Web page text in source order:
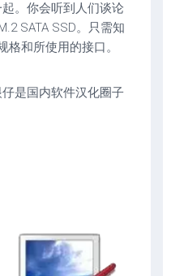
。你会听到人们谈论
SATA SSD。只需知
格和所使用的接口。
是国内软件汉化圈子